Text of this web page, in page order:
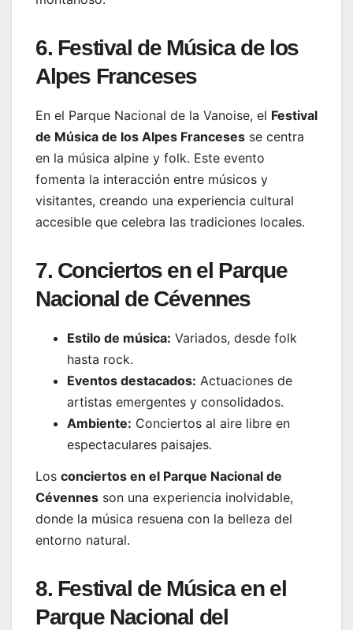
6. Festival de Música de los
Alpes Franceses
En el Parque Nacional de la Vanoise, el Festival
de Música de los Alpes Franceses se centra
en la música alpine y folk. Este evento
fomenta la interacción entre músicos y
visitantes, creando una experiencia cultural
accesible que celebra las tradiciones locales.
7. Conciertos en el Parque
Nacional de Cévennes
Estilo de música: Variados, desde folk
hasta rock.
Eventos destacados: Actuaciones de
artistas emergentes y consolidados.
Ambiente: Conciertos al aire libre en
espectaculares paisajes.
Los conciertos en el Parque Nacional de
Cévennes son una experiencia inolvidable,
donde la música resuena con la belleza del
entorno natural.
8. Festival de Música en el
Parque Nacional del